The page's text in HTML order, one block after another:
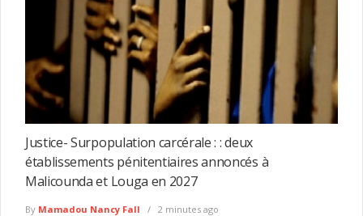
Justice- Surpopulation carcérale : : deux
établissements pénitentiaires annoncés à
Malicounda et Louga en 2027
By Mamadou Nancy Fall 2 minutes ago